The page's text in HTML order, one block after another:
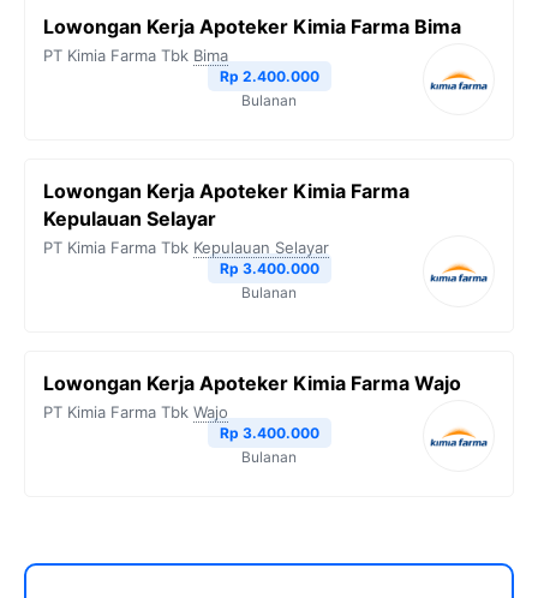
Lowongan Kerja Apoteker Kimia Farma Bima
PT Kimia Farma Tbk Bima
Rp 2.400.000
Bulanan
Lowongan Kerja Apoteker Kimia Farma
Kepulauan Selayar
PT Kimia Farma Tbk Kepulauan Selayar
Rp 3.400.000
Bulanan
Lowongan Kerja Apoteker Kimia Farma Wajo
PT Kimia Farma Tbk Wajo
Rp 3.400.000
Bulanan